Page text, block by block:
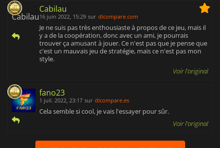
Cabilau
16 juin 2022, 15:29 sur dlcompare.com
Je ne suis pas très enthousiaste à propos de ce jeu, mais il
y a de la coopération, donc avec un ami, je pourrais
trouver ça amusant à jouer. Ce n'est pas que je pense que
c'est un mauvais jeu de stratégie, mais ce n'est pas mon
style.
Voir l'original
fano23
1 juil. 2022, 23:17 sur dlcompare.es
Cela semble si cool, je vais l'essayer pour sûr.
Voir l'original